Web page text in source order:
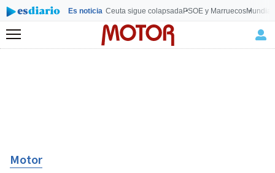
Es noticia Ceuta sigue colapsadaPSOE y MarruecosMundial
Menú
Motor